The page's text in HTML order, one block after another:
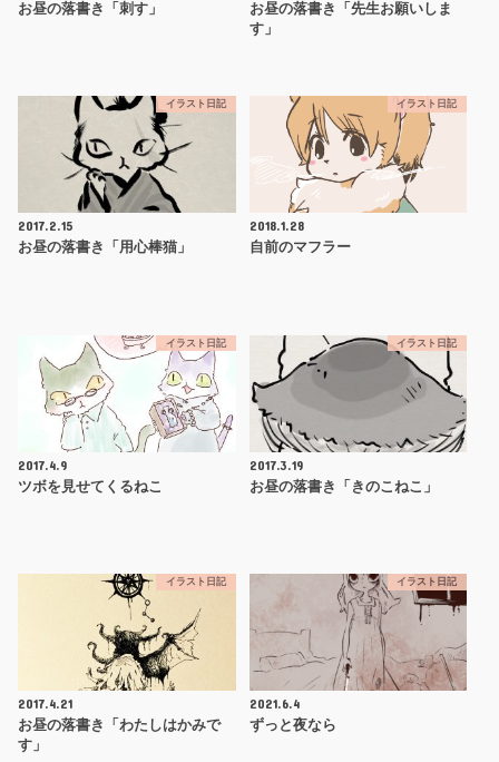
お昼の落書き「刺す」
お昼の落書き「先生お願いしま
す」
イラスト日記
2017.2.15
お昼の落書き「用心棒猫」
イラスト日記
2018.1.28
自前のマフラー
イラスト日記
2017.4.9
ツボを見せてくるねこ
イラスト日記
2017.3.19
お昼の落書き「きのこねこ」
イラスト日記
2017.4.21
お昼の落書き「わたしはかみで
す」
イラスト日記
2021.6.4
ずっと夜なら